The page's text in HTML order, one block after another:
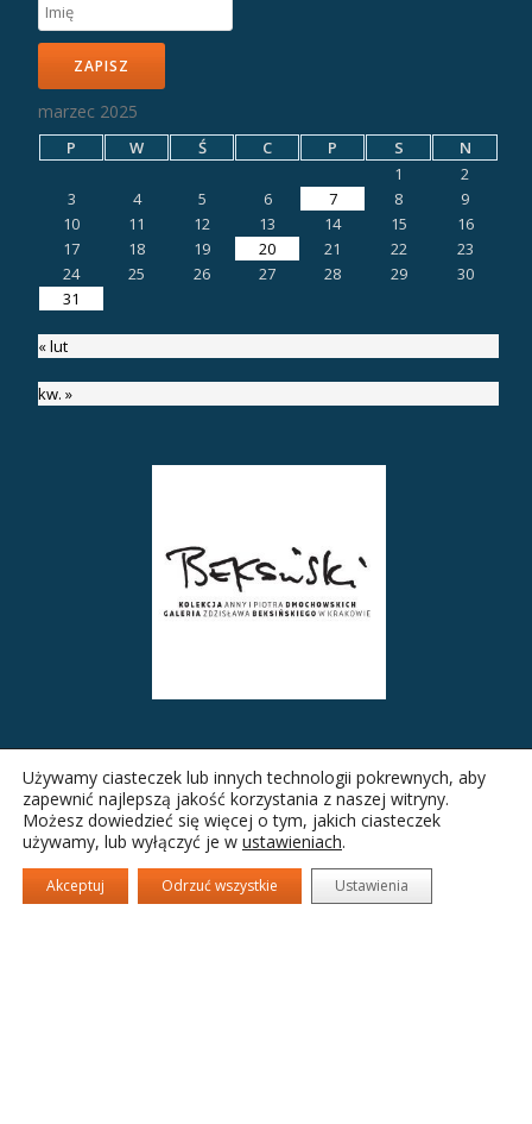
ZAPISZ
marzec 2025
P W Ś C P S
N
1
2
3
4 5 6 7 8
9
10
11 12 13 14 15
16
17
18 19 20 21 22
23
24
25 26 27 28 29
30
31
« lut
kw. »
Używamy ciasteczek lub innych technologii pokrewnych, aby
zapewnić najlepszą jakość korzystania z naszej witryny.
Możesz dowiedzieć się więcej o tym, jakich ciasteczek
używamy, lub wyłączyć je w ustawieniach.
Akceptuj Odrzuć wszystkie Ustawienia